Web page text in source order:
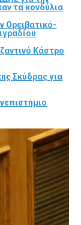
τα κονδύλια
Ορειβατικό-
Κάστρο
Σκύδρας για